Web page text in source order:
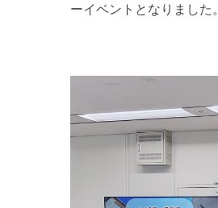
ーイベントとなりました。